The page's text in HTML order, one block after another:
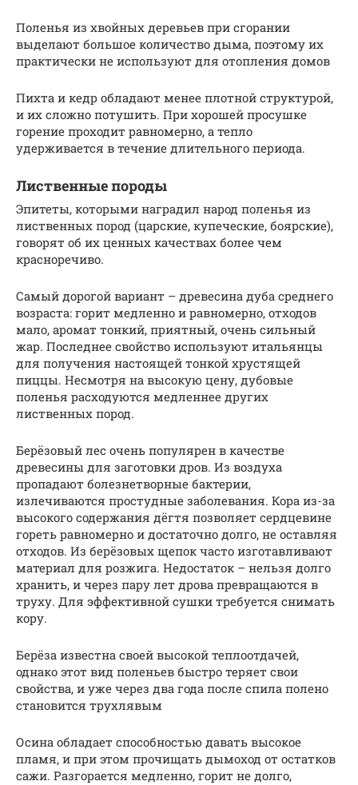
Поленья из хвойных деревьев при сгорании
выделают большое количество дыма, поэтому их
практически не используют для отопления домов
Пихта и кедр обладают менее плотной структурой,
и их сложно потушить. При хорошей просушке
горение проходит равномерно, а тепло
удерживается в течение длительного периода.
Лиственные породы
Эпитеты, которыми наградил народ поленья из
лиственных пород (царские, купеческие, боярские),
говорят об их ценных качествах более чем
красноречиво.
Самый дорогой вариант – древесина дуба среднего
возраста: горит медленно и равномерно, отходов
мало, аромат тонкий, приятный, очень сильный
жар. Последнее свойство используют итальянцы
для получения настоящей тонкой хрустящей
пиццы. Несмотря на высокую цену, дубовые
поленья расходуются медленнее других
лиственных пород.
Берёзовый лес очень популярен в качестве
древесины для заготовки дров. Из воздуха
пропадают болезнетворные бактерии,
излечиваются простудные заболевания. Кора из-за
высокого содержания дёгтя позволяет сердцевине
гореть равномерно и достаточно долго, не оставляя
отходов. Из берёзовых щепок часто изготавливают
материал для розжига. Недостаток – нельзя долго
хранить, и через пару лет дрова превращаются в
труху. Для эффективной сушки требуется снимать
кору.
Берёза известна своей высокой теплоотдачей,
однако этот вид поленьев быстро теряет свои
свойства, и уже через два года после спила полено
становится трухлявым
Осина обладает способностью давать высокое
пламя, и при этом прочищать дымоход от остатков
сажи. Разгорается медленно, горит не долго,